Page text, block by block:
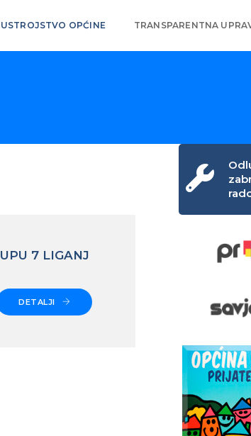
USTROJSTVO OPĆINE TRANSPARENTNA
UPU 7 LIGANJ
DETALJI